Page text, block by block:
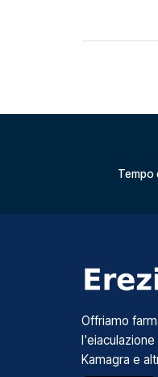
Tempo
Offriamo
Kamagra e